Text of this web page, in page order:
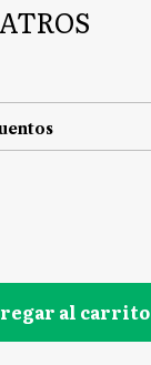
al carrito